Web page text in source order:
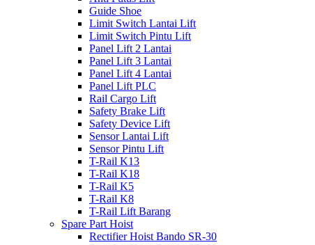
Guide Shoe
Limit Switch Lantai Lift
Limit Switch Pintu Lift
Panel Lift 2 Lantai
Panel Lift 3 Lantai
Panel Lift 4 Lantai
Panel Lift PLC
Rail Cargo Lift
Safety Brake Lift
Safety Device Lift
Sensor Lantai Lift
Sensor Pintu Lift
T-Rail K13
T-Rail K18
T-Rail K5
T-Rail K8
T-Rail Lift Barang
Spare Part Hoist
Rectifier Hoist Bando SR-30